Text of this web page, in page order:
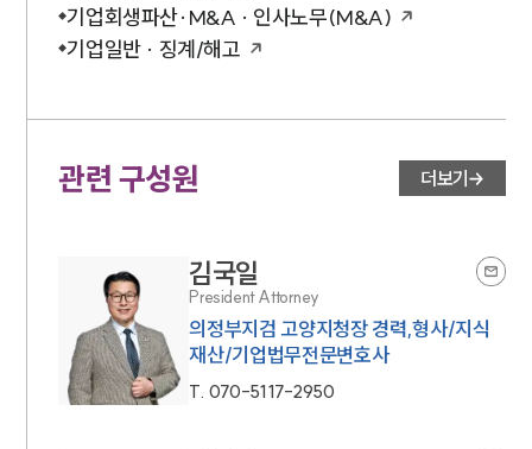
기업회생파산·M&A · 인사노무(M&A)
기업일반 · 징계/해고
관련 구성원 더보기
김국일
President Attorney
의정부지검 고양지청장 경력,형사/지식
재산/기업법무전문변호사
T. 070-5117-2950